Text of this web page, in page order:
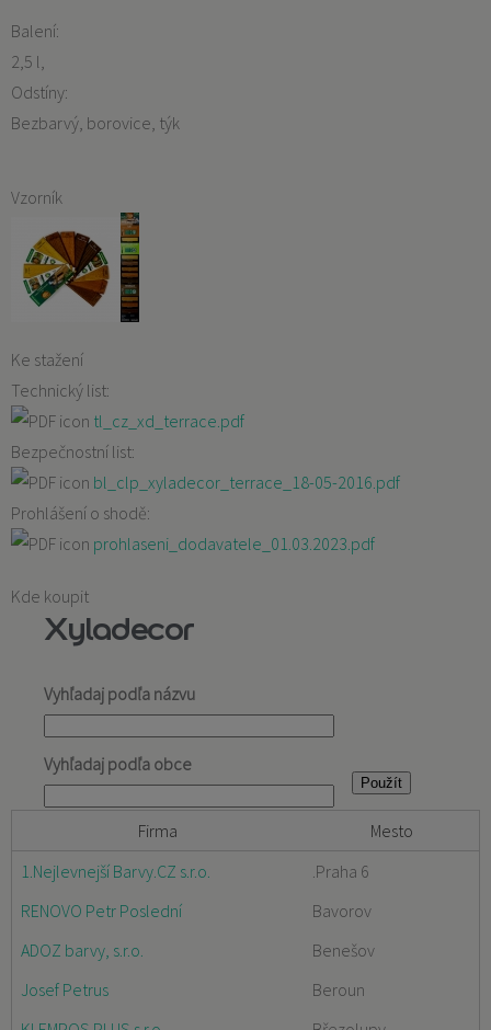
Balení:
2,5 l
Odstíny:
Bezbarvý, borovice, týk
Vzorník
Ke stažení
Technický list:
tl_cz_xd_terrace.pdf
Bezpečnostní list:
bl_clp_xyladecor_terrace_18-05-2016.pdf
Prohlášení o shodě:
prohlaseni_dodavatele_01.03.2023.pdf
Kde koupit
Xyladecor
Vyhľadaj podľa názvu
Vyhľadaj podľa obce
Firma
Mesto
1.Nejlevnejší Barvy.CZ s.r.o.
.Praha 6
RENOVO Petr Poslední
Bavorov
ADOZ barvy, s.r.o.
Benešov
Josef Petrus
Beroun